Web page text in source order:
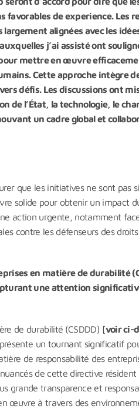
favorables de experience. Les
alignées avec les
j’ai assisté ont
mettre en œuvre
Cette approche intègre
défis. Les discussions ont
de l’État, la technologie, le
un cadre global et
que les initiatives ne sont
solide pour obtenir un impact
action urgente, notamment
contre les défenseurs des
en matière de durabilité
une attention
de durabilité (CSDDD) [voir ci-
un tournant significatif
de responsabilité des
de cette directive
grande transparence et
œuvre à travers des